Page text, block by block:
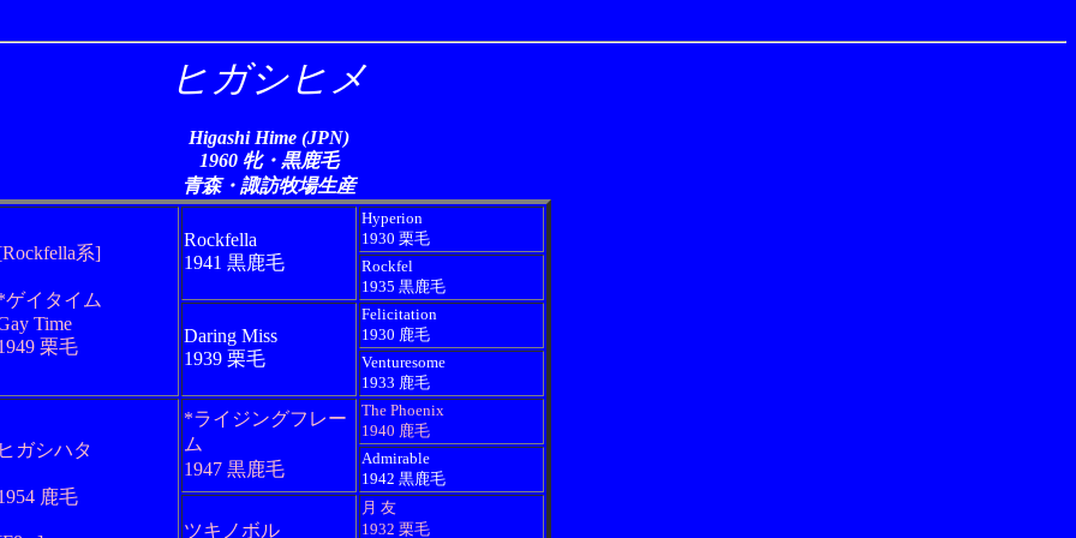
ヒガシヒメ
Higashi Hime (JPN)
1960 牝・黒鹿毛
青森・諏訪牧場生産
系]
ゲイタイム
Time
栗毛
Rockfella
1941 黒鹿毛
Hyperion
1930 栗毛
Rockfel
1935 黒鹿毛
Daring Miss
1939 栗毛
Felicitation
1930 鹿毛
Venturesome
1933 鹿毛
ガシハタ
鹿毛
*ライジングフレー
ム
1947 黒鹿毛
The Phoenix
1940 鹿毛
Admirable
1942 黒鹿毛
ツキノボル
月 友
1932 栗毛